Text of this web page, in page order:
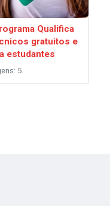
Qualifica
gratuitos e
estudantes
5